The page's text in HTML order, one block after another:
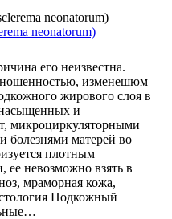
neonatorum)
его неизвестна.
изменешюм
жирового слоя в
и
микроциркуляторными
матерей во
плотным
ее невозможно взять в
мраморная кожа,
Подкожный